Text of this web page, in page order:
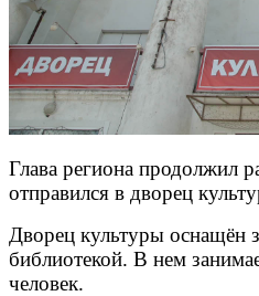
Глава региона продолжил
отправился в дворец
Дворец культуры оснащён
библиотекой. В нем
человек.